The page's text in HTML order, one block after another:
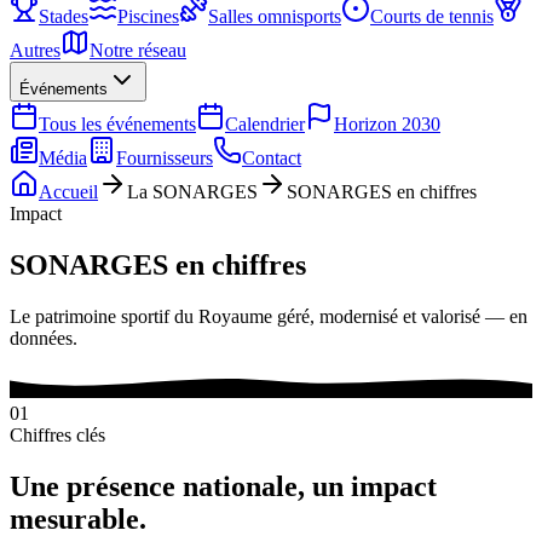
Stades Piscines Salles omnisports
Courts de tennis
Autres
Notre réseau
Événements
Tous les événements Calendrier
Horizon 2030
Média
Fournisseurs
Contact
Accueil
La SONARGES
SONARGES en chiffres
Impact
SONARGES en chiffres
Le patrimoine sportif du Royaume géré, modernisé et valorisé — en
données.
01
Chiffres clés
Une présence nationale, un impact
mesurable.